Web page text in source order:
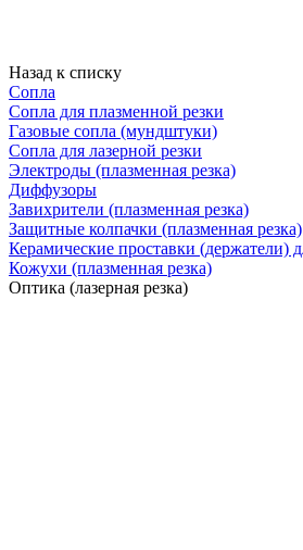
Назад к списку
Сопла
Сопла для плазменной резки
Газовые сопла (мундштуки)
Сопла для лазерной резки
Электроды (плазменная резка)
Диффузоры
Завихрители (плазменная резка)
Защитные колпачки (плазменная резка)
Керамические проставки (держатели)
Кожухи (плазменная резка)
Оптика (лазерная резка)